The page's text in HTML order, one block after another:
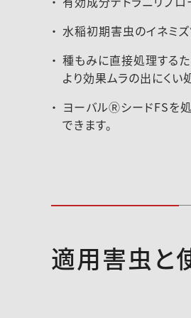
水稲初期害虫のイネミズ
種もみに直接処理する
より効果ムラの出にくい
ヨーバルⓇシードFSを
できます。
適用害虫と